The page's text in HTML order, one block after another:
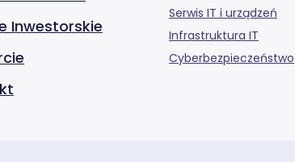
Inwestorskie
Serwis IT i urządzeń
Infrastruktura IT
Cyberbezpieczeństwo